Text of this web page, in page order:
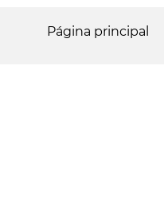
Página principal